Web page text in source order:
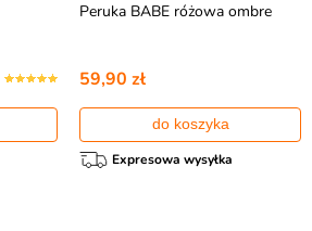
Peruka BABE różowa ombre
59,90 zł
do koszyka
Expresowa wysyłka